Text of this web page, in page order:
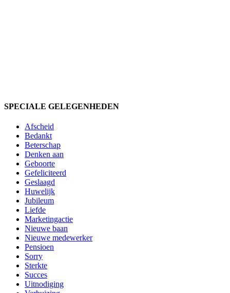
SPECIALE GELEGENHEDEN
Afscheid
Bedankt
Beterschap
Denken aan
Geboorte
Gefeliciteerd
Geslaagd
Huwelijk
Jubileum
Liefde
Marketingactie
Nieuwe baan
Nieuwe medewerker
Pensioen
Sorry
Sterkte
Succes
Uitnodiging